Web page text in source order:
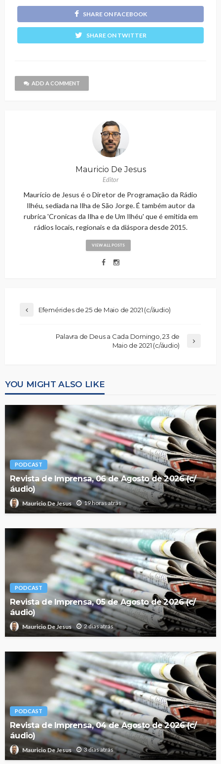
SHARE ON FACEBOOK
SHARE ON TWITTER
ADD A COMMENT
Mauricio De Jesus
Editor
Maurício de Jesus é o Diretor de Programação da Rádio
Ilhéu, sediada na Ilha de São Jorge. É também autor da
rubrica 'Cronicas da Ilha e de Um Ilhéu' que é emitida em
rádios locais, regionais e da diáspora desde 2015.
VIEW ALL POSTS
Efemérides de 25 de Maio de 2021 (c/áudio)
Palavra de Deus a Cada Domingo, 23 de
Maio de 2021 (c/áudio)
YOU MIGHT ALSO LIKE
PODCAST
Revista de Imprensa, 06 de Agosto de 2026 (c/
áudio)
Mauricio De Jesus 19 horas atrás
PODCAST
Revista de Imprensa, 05 de Agosto de 2026 (c/
áudio)
Mauricio De Jesus 2 dias atrás
PODCAST
Revista de Imprensa, 04 de Agosto de 2026 (c/
áudio)
Mauricio De Jesus 3 dias atrás